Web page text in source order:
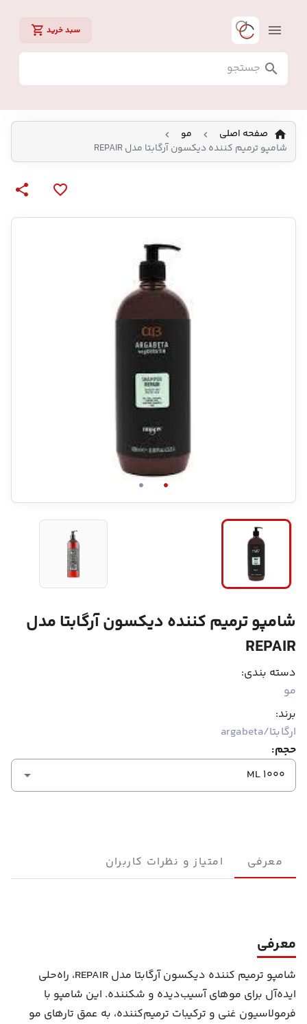
سبد خرید
صفحه اصلی
مو
شامپو ترمیم کننده دیکسون آرگابتا مدل REPAIR
شامپو ترمیم کننده دیکسون آرگابتا مدل
REPAIR
دسته بندی:
مو
برند:
ارگابتا/argabeta
حجم:
1000 ML
معرفی امتیاز و نظرات کاربران
معرفی
شامپو ترمیم کننده دیکسون آرگابتا مدل REPAIR، راه‌حلی
ایده‌آل برای موهای آسیب‌دیده و شکننده. این شامپو با
فرمولاسیون غنی و ترکیبات ترمیم‌کننده، به عمق تارهای مو